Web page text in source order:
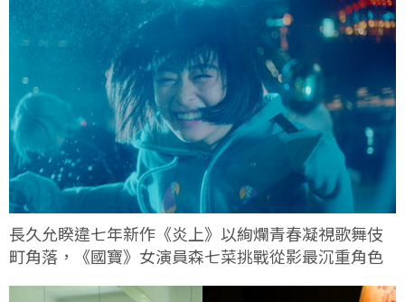
長久允睽違七年新作《炎上》以絢爛青春凝視歌舞伎
町角落，《國寶》女演員森七菜挑戰從影最沉重角色